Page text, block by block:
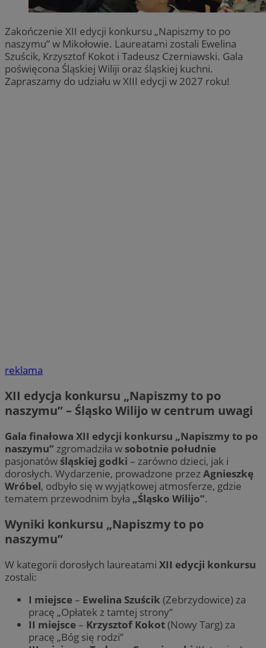
Zakończenie XII edycji konkursu „Napiszmy to po
naszymu” w Mikołowie. Laureatami zostali Ewelina
Szuścik, Krzysztof Kokot i Tadeusz Czerniawski. Gala
poświęcona Śląskiej Wiliji oraz śląskiej kuchni.
Zapraszamy do udziału w XIII edycji w 2027 roku!
reklama
XII edycja konkursu „Napiszmy to po
naszymu” – Śląsko Wilijo w centrum uwagi
Gala finałowa XII edycji konkursu „Napiszmy to po
naszymu” zgromadziła w sobotnie południe
pasjonatów śląskiej godki – zarówno dzieci, jak i
dorosłych. Wydarzenie, prowadzone przezAgnieszkę
Wróbel, odbyło się w wyjątkowej atmosferze, gdzie
tematem przewodnim była „Śląsko Wilijo”.
Wyniki konkursu „Napiszmy to po
naszymu”
W kategorii dorosłych laureatami XII edycji konkursu
zostali:
I miejsce– Ewelina Szuścik (Zebrzydowice) za
pracę „Opłatek z tamtej strony”
II miejsce– Krzysztof Kokot(Nowy Targ) za
pracę „Bóg się rodzi”